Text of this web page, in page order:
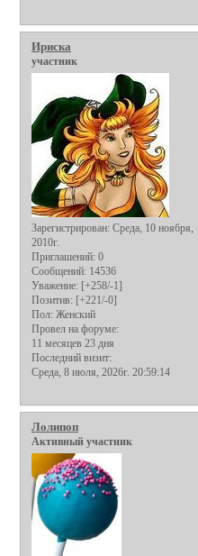
Ириска
участник
Зарегистрирован: Среда, 10 ноября,
2010г.
Приглашений: 0
Сообщений: 14536
Уважение: [+258/-1]
Позитив: [+221/-0]
Пол: Женский
Провел на форуме:
11 месяцев 23 дня
Последний визит:
Среда, 8 июля, 2026г. 20:59:14
Лолипоп
Активный участник